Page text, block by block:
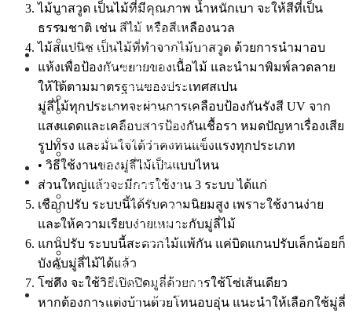
Wallpaper
Building Film
Warranty and After Sales Service
INSPIRED COLLECTION
PORTFOLIO
Condo Decor
Home Decor
Townhome Decor
Office Decor
Hospital & Clinic Decor
Restaurant Decor
PROMOTION
LIVING IDEAS
Get Inspired
Decorating Ideas
Care & Fix
D.I.Y
Review Condo
Review Home
Review Townhome
CONTACT US
ไม้บาสวูด เป็นไม้ที่มีคุณภาพ น้ำหนักเบา จะให้สีที่เป็น
ธรรมชาติ เช่น สีไม้ หรือสีเหลืองนวล
ไม้สแปนิช เป็นไม้ที่ทำจากไม้บาสวูด ด้วยการนำมาอบ
แห้งเพื่อป้องกันขยายของเนื้อไม้ และนำมาพิมพ์ลวดลาย
ให้ได้ตามมาตรฐานของประเทศสเปน
มู่ลี่ไม้ทุกประเภทจะผ่านการเคลือบป้องกันรังสี UV จาก
แสงแดดและเคลือบสารป้องกันเชื้อรา หมดปัญหาเรื่องเสีย
รูปทรง และมั่นใจได้ว่าคงทนแข็งแรงทุกประเภท
• วิธีใช้งานของมู่ลี่ไม้เป็นแบบไหน
ส่วนใหญ่แล้วจะมีการใช้งาน 3 ระบบ ได้แก่
เชือกปรับ ระบบนี้ได้รับความนิยมสูง เพราะใช้งานง่าย
และให้ความเรียบง่ายเหมาะกับมู่ลี่ไม้
แกนปรับ ระบบนี้สะดวกไม้แพ้กัน แค่บิดแกนปรับเล็กน้อยก็
บังคับมู่ลี่ไม้ได้แล้ว
โซ่ดึง จะใช้วิธีเปิดปิดมูลี่ด้วยการใช้โซ่เส้นเดียว
หากต้องการแต่งบ้านด้วยโทนอบอุ่น แนะนำให้เลือกใช้มู่ลี่